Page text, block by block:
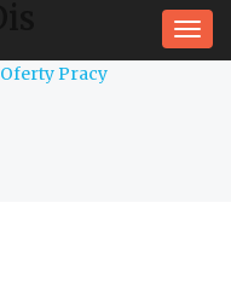
Oferty Pracy